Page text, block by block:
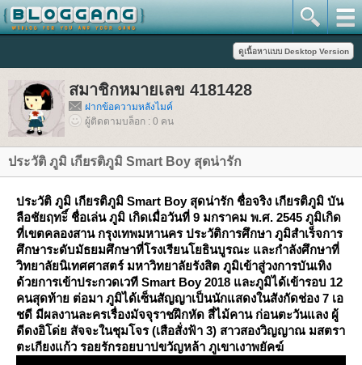
สมาชิกหมายเลข 4181428
ฝากข้อความหลังไมค์
ผู้ติดตามบล็อก : 0 คน
ประวัติ ภูมิ เกียรติภูมิ Smart Boy สุดน่ารัก
ประวัติ ภูมิ เกียรติภูมิ Smart Boy สุดน่ารัก ชื่อจริง เกียรติภูมิ บัน
ลือชัยฤทะิ์ ชื่อเล่น ภูมิ เกิดเมื่อวันที่ 9 มกราคม พ.ศ. 2545 ภูมิเกิด
ที่เขตคลองสาน กรุงเทพมหานคร ประวัติการศึกษา ภูมิสำเร็จการ
ศึกษาระดับมัธยมศึกษาที่โรงเรียนโยธินบูรณะ และกำลังศึกษาที่
วิทยาลัยนิเทศศาสตร์ มหาวิทยาลัยรังสิต ภูมิเข้าสู่วงการบันเทิง
ด้วยการเข้าประกวดเวที Smart Boy 2018 และภูมิได้เข้ารอบ 12
คนสุดท้าย ต่อมา ภูมิได้เซ็นสัญญาเป็นนักแสดงในสังกัดช่อง 7 เอ
ชดี มีผลงานละครเรื่องมัจจุราชฝึกหัด สี่ไม้คาน ก่อนตะวันแลง ผู้
ดีดงอิโด่ย สัจจะในชุมโจร (เสือสั่งฟ้า 3) สาวสองวิญญาณ มสตรา
ตะเกียงแก้ว รอยรักรอยบาปขวัญหล้า ภูเขาเงาพยัคฆ์